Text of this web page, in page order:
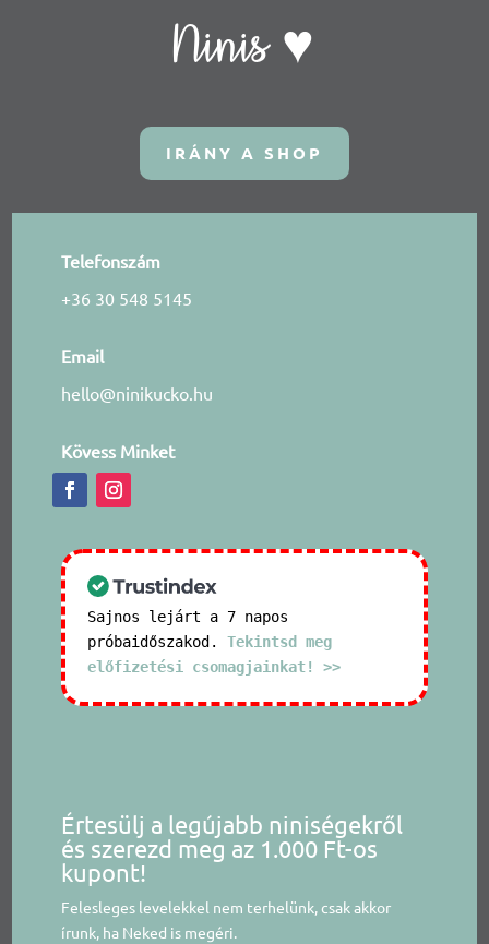
Ninis ♥
IRÁNY A SHOP
Telefonszám
+36 30 548 5145
Email
hello@ninikucko.hu
Kövess Minket
Sajnos lejárt a 7 napos
próbaidőszakod. Tekintsd meg
előfizetési csomagjainkat! >>
Értesülj a legújabb niniségekről
és szerezd meg az 1.000 Ft-os
kupont!
Felesleges levelekkel nem terhelünk, csak akkor
írunk, ha Neked is megéri.